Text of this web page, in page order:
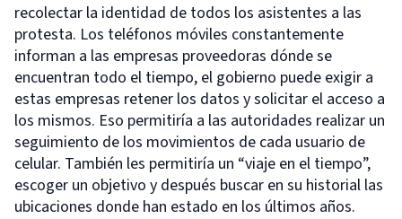
recolectar la identidad de todos los asistentes a las
protesta. Los teléfonos móviles constantemente
informan a las empresas proveedoras dónde se
encuentran todo el tiempo, el gobierno puede exigir a
estas empresas retener los datos y solicitar el acceso a
los mismos. Eso permitiría a las autoridades realizar un
seguimiento de los movimientos de cada usuario de
celular. También les permitiría un “viaje en el tiempo”,
escoger un objetivo y después buscar en su historial las
ubicaciones donde han estado en los últimos años.